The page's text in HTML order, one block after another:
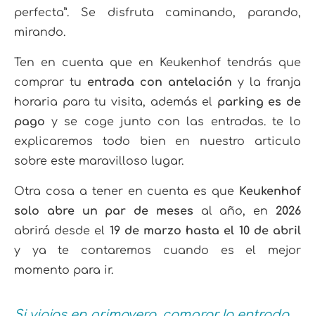
perfecta”. Se disfruta caminando, parando,
mirando.
Ten en cuenta que en Keukenhof tendrás que
comprar tu entrada con antelación y la franja
horaria para tu visita, además el parking es de
pago y se coge junto con las entradas. te lo
explicaremos todo bien en nuestro articulo
sobre este maravilloso lugar.
Otra cosa a tener en cuenta es que Keukenhof
solo abre un par de meses al año, en 2026
abrirá desde el 19 de marzo hasta el 10 de abril
y ya te contaremos cuando es el mejor
momento para ir.